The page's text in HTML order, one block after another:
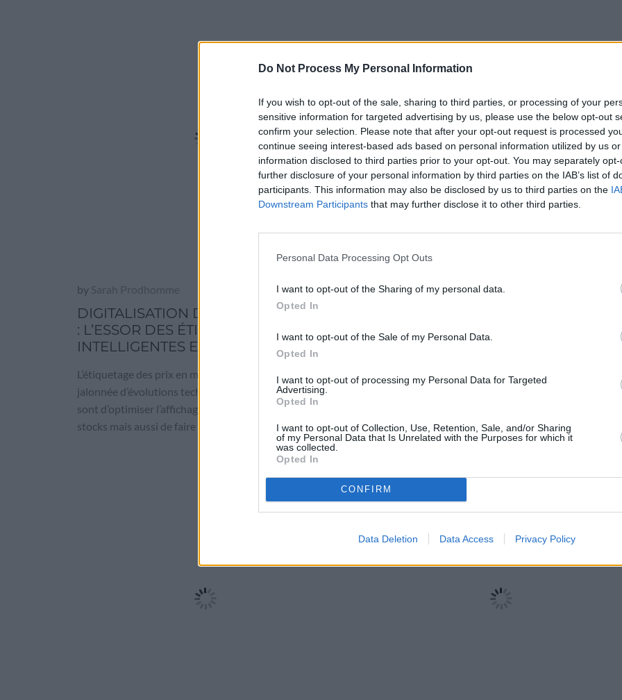
Do Not Process My Personal Information
If you wish to opt-out of the sale, sharing to third parties, or processing of your
sensitive information for targeted advertising by us, please use the below opt-out
confirm your selection. Please note that after your opt-out request is processed
continue seeing interest-based ads based on personal information utilized by us
information disclosed to third parties prior to your opt-out. You may separately
further disclosure of your personal information by third parties on the IAB’s list of
participants. This information may also be disclosed by us to third parties on the
Downstream Participants that may further disclose it to other third parties.
Personal Data Processing Opt Outs
I want to opt-out of the Sharing of my personal data.
Opted In
I want to opt-out of the Sale of my Personal Data.
Opted In
I want to opt-out of processing my Personal Data for Targeted
Advertising.
Opted In
I want to opt-out of Collection, Use, Retention, Sale, and/or Sharing
of my Personal Data that Is Unrelated with the Purposes for which it
was collected.
Opted In
CONFIRM
Data Deletion Data Access Privacy Policy
by Sarah Prodhomme
DIGITALISATION DU POINT DE VENTE
: L’ESSOR DES ÉTIQUETTES PRIX
INTELLIGENTES ET CONNECTÉES
L’étiquetage des prix en magasin est une longue histoire
jalonnée d’évolutions technologiques. Les objectifs
sont d’optimiser l’affichage des prix et la gestion des
stocks mais aussi de faire preuve davantage…
bySarah Prodhomme | 24 février 2023
l’expérience client en point de
mutation face aux nouveaux paradigmes de
consommation qui repose désormais sur
d’Entertainment, l’un des facteurs…